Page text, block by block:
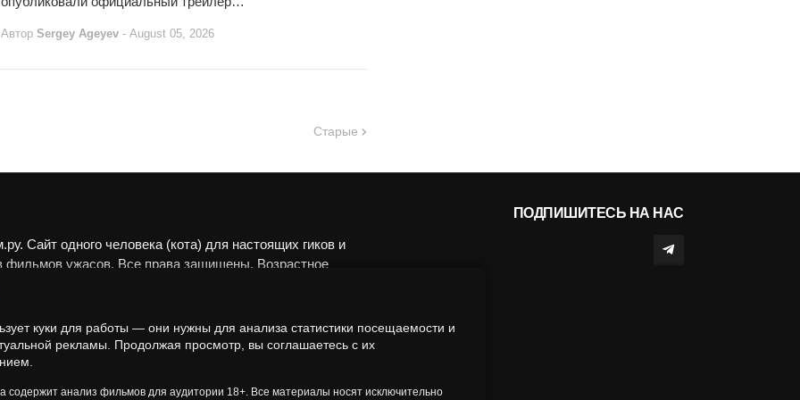
Автор Sergey Ageyev - August 05, 2026
Старые
Сайт одного человека (кота) для настоящих гиков и
фильмов ужасов. Все права защищены. Возрастное
представлены исключительно в развлекательных
целях. Мы не пропагандируем запрещённые
анализируем художественные произведения в рамках
ПОДПИШИТЕСЬ НА НАС
куки для работы — они нужны для анализа статистики посещаемости и
рекламы. Продолжая просмотр, вы соглашаетесь с их
содержит анализ фильмов для аудитории 18+. Все материалы носят исключительно